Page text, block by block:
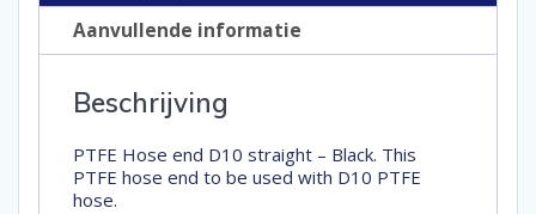
Aanvullende informatie
Beschrijving
PTFE Hose end D10 straight – Black. This
PTFE hose end to be used with D10 PTFE
hose.